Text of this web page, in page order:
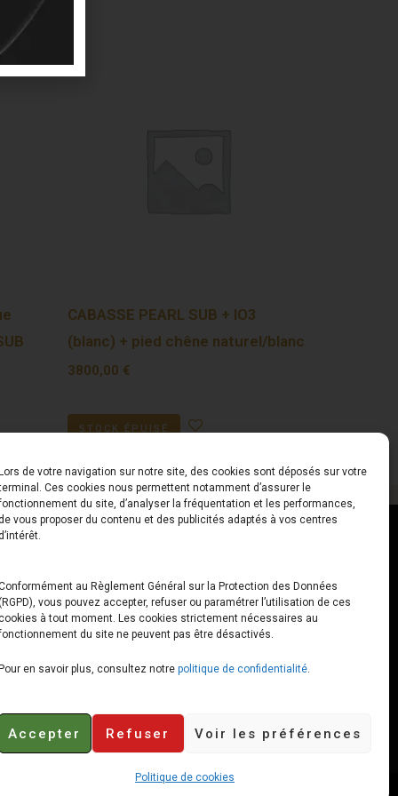
de votre navigation sur notre site, des cookies sont déposés sur votre
Ces cookies nous permettent notamment d’assurer le
du site, d’analyser la fréquentation et les performances,
vous proposer du contenu et des publicités adaptés à vos centres
au Règlement Général sur la Protection des Données
vous pouvez accepter, refuser ou paramétrer l’utilisation de ces
à tout moment. Les cookies strictement nécessaires au
du site ne peuvent pas être désactivés.
en savoir plus, consultez notre politique de confidentialité.
Accepter Refuser Voir les préférences
Politique de cookies
CABASSE PEARL SUB + IO3
(blanc) + pied chêne naturel/blanc
3800,00 €
STOCK ÉPUISÉ
loops.fr
Du Lundi au Vendredi
10h00 – 12h30 // 14h00 –
19h00
Le Samedi
18h00